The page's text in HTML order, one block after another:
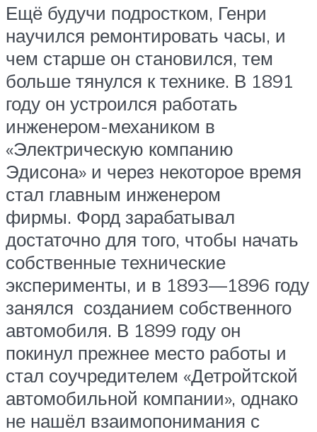
Ещё будучи подростком, Генри
научился ремонтировать часы, и
чем старше он становился, тем
больше тянулся к технике. В 1891
году он устроился работать
инженером-механиком в
«Электрическую компанию
Эдисона» и через некоторое время
стал главным инженером
фирмы. Форд зарабатывал
достаточно для того, чтобы начать
собственные технические
эксперименты, и в 1893—1896 году
занялся созданием собственного
автомобиля. В 1899 году он
покинул прежнее место работы и
стал соучредителем «Детройтской
автомобильной компании», однако
не нашёл взаимопонимания с